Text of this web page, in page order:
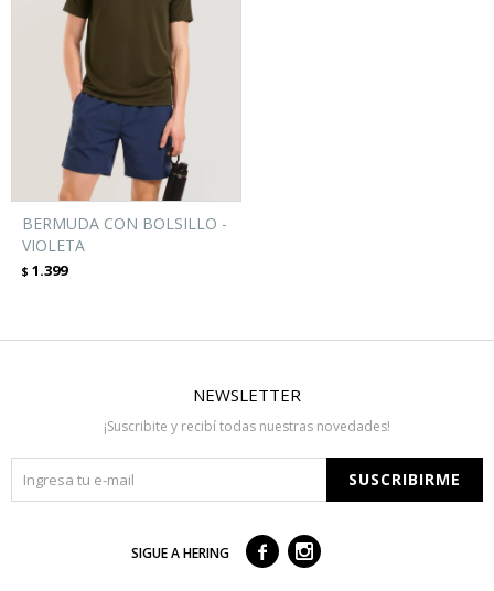
BERMUDA CON BOLSILLO -
VIOLETA
$ 1.399
NEWSLETTER
¡Suscribite y recibí todas nuestras novedades!
SUSCRIBIRME
SIGUE A HERING  